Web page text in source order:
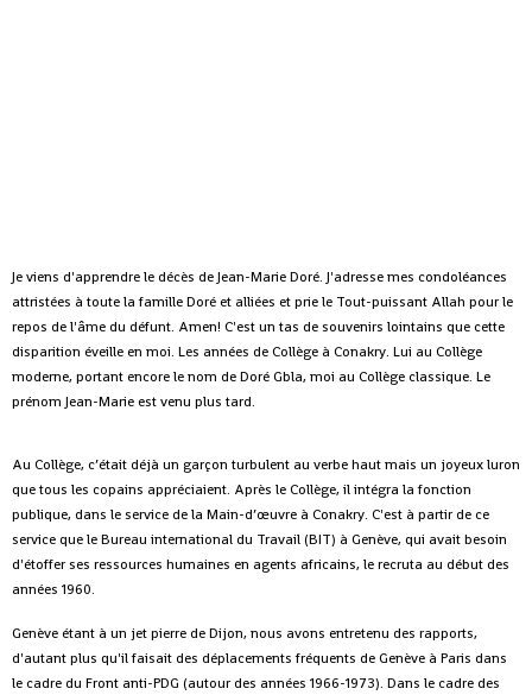
Je viens d'apprendre le décès de Jean-Marie Doré. J'adresse mes condoléances
attristées à toute la famille Doré et alliées et prie le Tout-puissant Allah pour le
repos de l'âme du défunt. Amen! C'est un tas de souvenirs lointains que cette
disparition éveille en moi. Les années de Collège à Conakry. Lui au Collège
moderne, portant encore le nom de Doré Gbla, moi au Collège classique. Le
prénom Jean-Marie est venu plus tard.
Au Collège, c’était déjà un garçon turbulent au verbe haut mais un joyeux luron
que tous les copains appréciaient. Après le Collège, il intégra la fonction
publique, dans le service de la Main-d’œuvre à Conakry. C'est à partir de ce
service que le Bureau international du Travail (BIT) à Genève, qui avait besoin
d'étoffer ses ressources humaines en agents africains, le recruta au début des
années 1960.
Genève étant à un jet pierre de Dijon, nous avons entretenu des rapports,
d'autant plus qu'il faisait des déplacements fréquents de Genève à Paris dans
le cadre du Front anti-PDG (autour des années 1966-1973). Dans le cadre des